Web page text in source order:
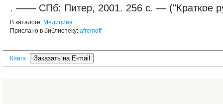
. —— СПб: Питер, 2001. 256 с. — ("Краткое
В каталоге: Медицина
Прислано в библиотеку: afremoff
Книга